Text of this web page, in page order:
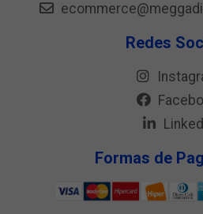
Redes
Formas de